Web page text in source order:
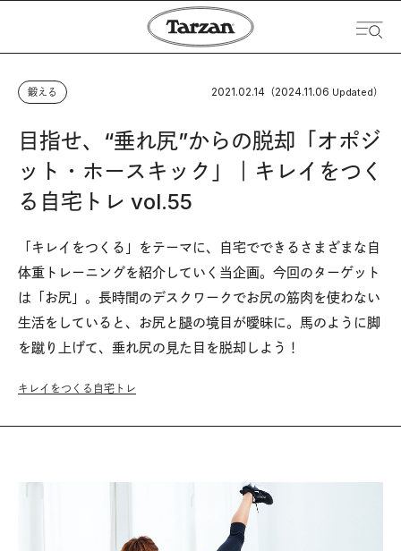
鍛える 2021.02.14 （2024.11.06 Updated）
目指せ、“垂れ尻”からの脱却「オポジ
ット・ホースキック」｜キレイをつく
る自宅トレ vol.55
「キレイをつくる」をテーマに、自宅でできるさまざまな自
体重トレーニングを紹介していく当企画。今回のターゲット
は「お尻」。長時間のデスクワークでお尻の筋肉を使わない
生活をしていると、お尻と腿の境目が曖昧に。馬のように脚
を蹴り上げて、垂れ尻の見た目を脱却しよう！
キレイをつくる自宅トレ